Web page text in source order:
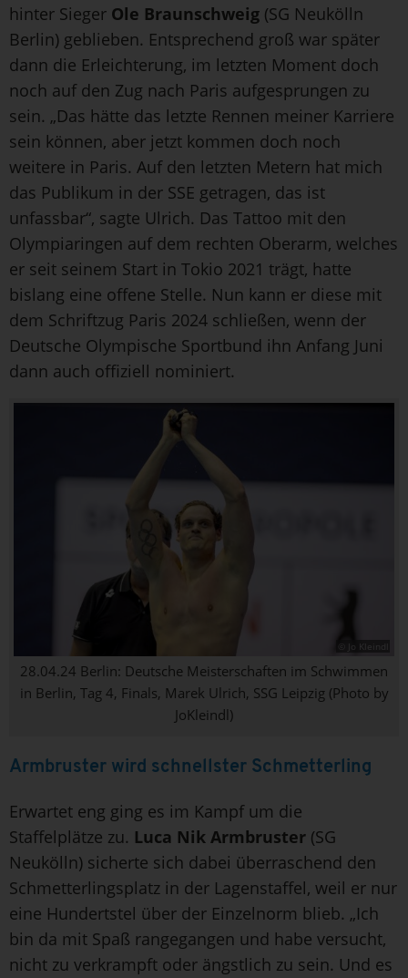
hinter Sieger Ole Braunschweig (SG Neukölln
Berlin) geblieben. Entsprechend groß war später
dann die Erleichterung, im letzten Moment doch
noch auf den Zug nach Paris aufgesprungen zu
sein. „Das hätte das letzte Rennen meiner Karriere
sein können, aber jetzt kommen doch noch
weitere in Paris. Auf den letzten Metern hat mich
das Publikum in der SSE getragen, das ist
unfassbar“, sagte Ulrich. Das Tattoo mit den
Olympiaringen auf dem rechten Oberarm, welches
er seit seinem Start in Tokio 2021 trägt, hatte
bislang eine offene Stelle. Nun kann er diese mit
dem Schriftzug Paris 2024 schließen, wenn der
Deutsche Olympische Sportbund ihn Anfang Juni
dann auch offiziell nominiert.
© Jo Kleindl
28.04.24 Berlin: Deutsche Meisterschaften im Schwimmen
in Berlin, Tag 4, Finals, Marek Ulrich, SSG Leipzig (Photo by
JoKleindl)
Armbruster wird schnellster Schmetterling
Erwartet eng ging es im Kampf um die
Staffelplätze zu. Luca Nik Armbruster (SG
Neukölln) sicherte sich dabei überraschend den
Schmetterlingsplatz in der Lagenstaffel, weil er nur
eine Hundertstel über der Einzelnorm blieb. „Ich
bin da mit Spaß rangegangen und habe versucht,
nicht zu verkrampft oder ängstlich zu sein. Und es